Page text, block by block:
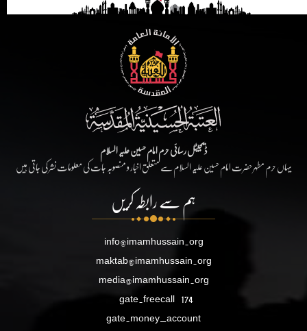
ڈیجیٹل رسائی حرم امام حسین علیہ السلام
یہاں حرم مطہر حضرت امام حسین علیہ السلام سے متعلق اخبار و منصوبہ جات کی معلومات نشر کی جاتی ہیں
ہم سے رابطہ کریں
info@imamhussain.org
maktab@imamhussain.org
media@imamhussain.org
gate.freecall 174
gate.money_account